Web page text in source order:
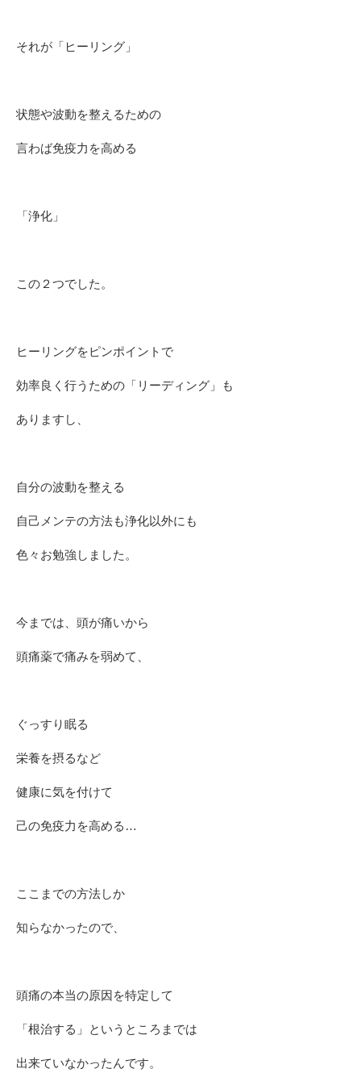
それが「ヒーリング」
状態や波動を整えるための
言わば免疫力を高める
「浄化」
この２つでした。
ヒーリングをピンポイントで
効率良く行うための「リーディング」も
ありますし、
自分の波動を整える
自己メンテの方法も浄化以外にも
色々お勉強しました。
今までは、頭が痛いから
頭痛薬で痛みを弱めて、
ぐっすり眠る
栄養を摂るなど
健康に気を付けて
己の免疫力を高める…
ここまでの方法しか
知らなかったので、
頭痛の本当の原因を特定して
「根治する」というところまでは
出来ていなかったんです。